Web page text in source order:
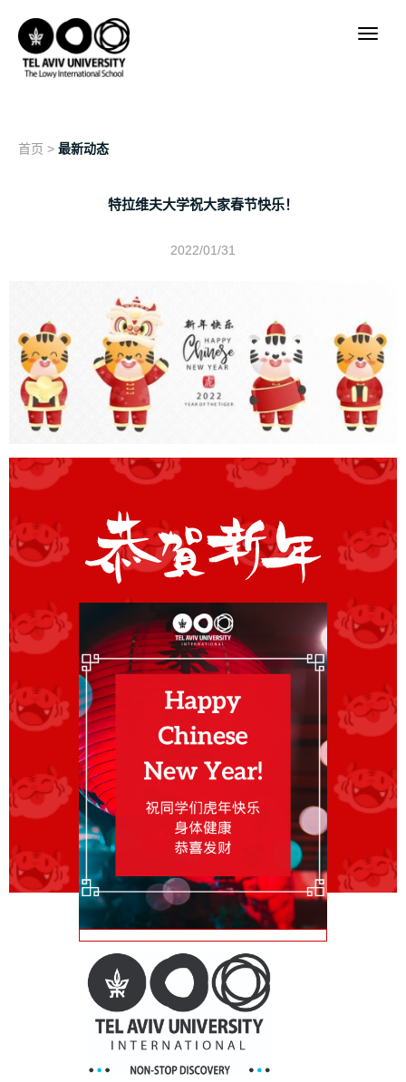
首页 > 最新动态
特拉维夫大学祝大家春节快乐！
2022/01/31